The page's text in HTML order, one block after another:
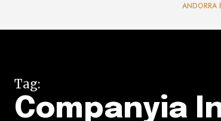
ANDORRA
Tag:
Companyia